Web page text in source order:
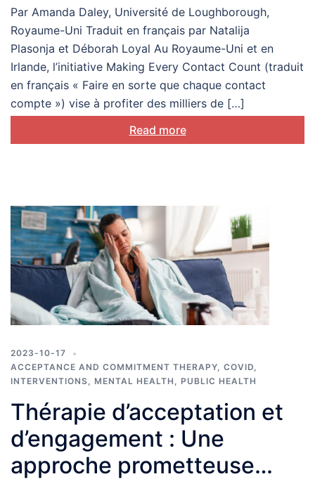
établissements de soins
Par Amanda Daley, Université de Loughborough,
Royaume-Uni Traduit en français par Natalija
Plasonja et Déborah Loyal Au Royaume-Uni et en
Irlande, l’initiative Making Every Contact Count (traduit
en français « Faire en sorte que chaque contact
compte ») vise à profiter des milliers de […]
Read more
2023-10-17
ACCEPTANCE AND COMMITMENT THERAPY, COVID,
INTERVENTIONS, MENTAL HEALTH , PUBLIC HEALTH
Thérapie d’acceptation et
d’engagement : Une
approche prometteuse